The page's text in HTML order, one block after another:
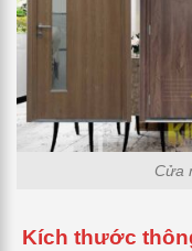
Cửa
Kích thước